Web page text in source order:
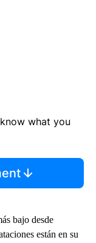
what you
bajo desde
están en su